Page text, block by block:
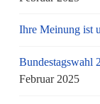
Ihre Meinung ist
Bundestagswahl
Februar 2025